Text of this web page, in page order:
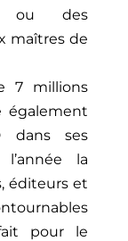
ou des
maîtres de
7 millions
également
dans ses
la
éditeurs et
pour le